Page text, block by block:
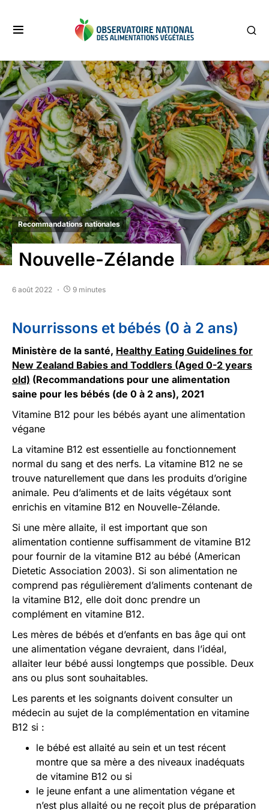
Recommandations nationales
Nouvelle-Zélande
6 août 2022 9 minutes
Nourrissons et bébés (0 à 2 ans)
Ministère de la santé, Healthy Eating Guidelines for
New Zealand Babies and Toddlers (Aged 0-2 years
old) (Recommandations pour une alimentation
saine pour les bébés (de 0 à 2 ans), 2021
Vitamine B12 pour les bébés ayant une alimentation
végane
La vitamine B12 est essentielle au fonctionnement
normal du sang et des nerfs. La vitamine B12 ne se
trouve naturellement que dans les produits d’origine
animale. Peu d’aliments et de laits végétaux sont
enrichis en vitamine B12 en Nouvelle-Zélande.
Si une mère allaite, il est important que son
alimentation contienne suffisamment de vitamine B12
pour fournir de la vitamine B12 au bébé (American
Dietetic Association 2003). Si son alimentation ne
comprend pas régulièrement d’aliments contenant de
la vitamine B12, elle doit donc prendre un
complément en vitamine B12.
Les mères de bébés et d’enfants en bas âge qui ont
une alimentation végane devraient, dans l’idéal,
allaiter leur bébé aussi longtemps que possible. Deux
ans ou plus sont souhaitables.
Les parents et les soignants doivent consulter un
médecin au sujet de la complémentation en vitamine
B12 si :
le bébé est allaité au sein et un test récent
montre que sa mère a des niveaux inadéquats
de vitamine B12 ou si
le jeune enfant a une alimentation végane et
n’est plus allaité ou ne reçoit plus de préparation